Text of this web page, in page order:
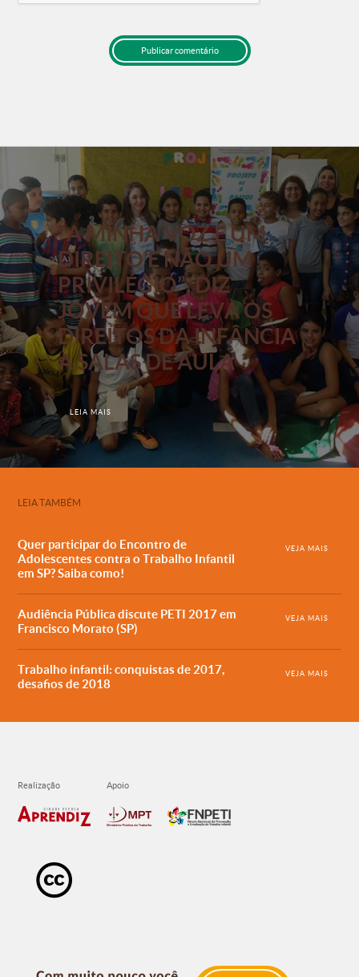
“A MINHA VOZ É UM
DIREITO E NÃO UM
PRIVILÉGIO”, DIZ
JOVEM QUE LEVA OS
DIREITOS DA INFÂNCIA
A SALAS DE AULA
LEIA MAIS
LEIA TAMBÉM
Quer participar do Encontro de
Adolescentes contra o Trabalho Infantil
em SP? Saiba como!
VEJA MAIS
Audiência Pública discute PETI 2017 em
Francisco Morato (SP)
VEJA MAIS
Trabalho infantil: conquistas de 2017,
desafios de 2018
VEJA MAIS